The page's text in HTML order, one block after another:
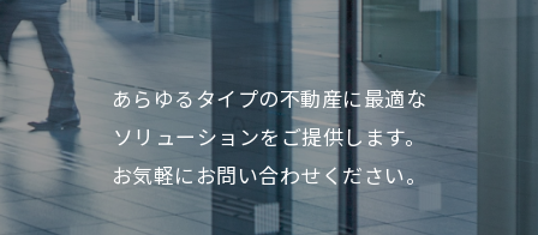
あらゆるタイプの不動産に最適な
ソリューションをご提供します。
お気軽にお問い合わせください。